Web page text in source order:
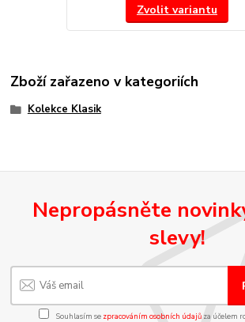
Zvolit variantu
Zboží zařazeno v kategoriích
Kolekce Klasik
Nepropásněte
slevy!
Souhlasím se zpracováním osobních údajůza účelem